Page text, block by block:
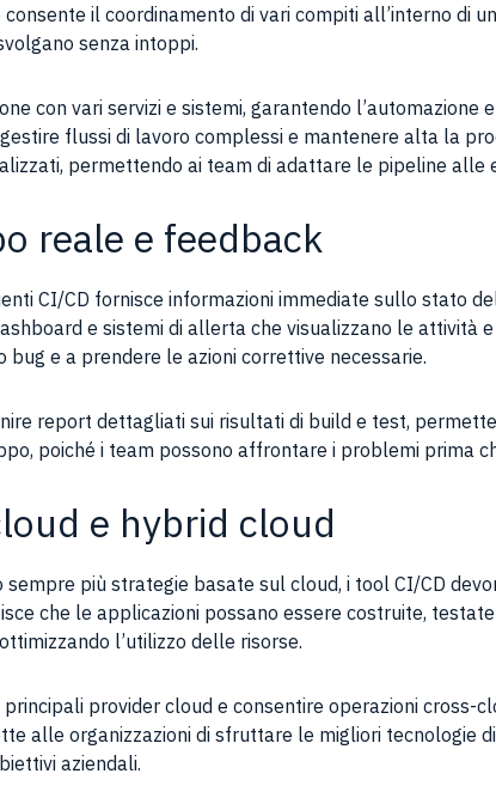
consente il coordinamento di vari compiti all’interno di
senza intoppi.
con vari servizi e sistemi, garantendo
flussi di lavoro complessi e mantenere alta la
permettendo ai team di adattare le pipeline alle
reale e feedback
CI/CD fornisce informazioni immediate sullo stato
e sistemi di allerta che visualizzano le attività
e a prendere le azioni correttive necessarie.
report dettagliati sui risultati di build e test,
poiché i team possono affrontare i problemi prima
e hybrid cloud
più strategie basate sul cloud, i tool CI/CD
che le applicazioni possano essere costruite,
l’utilizzo delle risorse.
provider cloud e consentire operazioni cross-
alle organizzazioni di sfruttare le migliori tecnologie
aziendali.